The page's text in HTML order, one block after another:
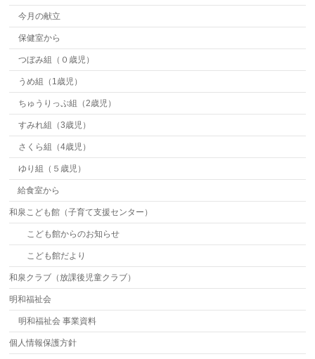
今月の献立
保健室から
つぼみ組（０歳児）
うめ組（1歳児）
ちゅうりっぷ組（2歳児）
すみれ組（3歳児）
さくら組（4歳児）
ゆり組（５歳児）
給食室から
和泉こども館（子育て支援センター）
こども館からのお知らせ
こども館だより
和泉クラブ（放課後児童クラブ）
明和福祉会
明和福祉会 事業資料
個人情報保護方針